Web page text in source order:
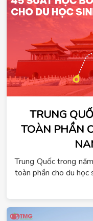
TRUNG
TOÀN PHẦN
Trung Quốc trong
toàn phần cho du học